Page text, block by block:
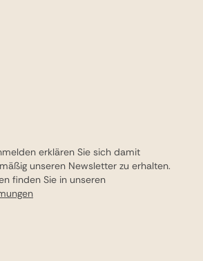
erklären Sie sich damit
unseren Newsletter zu erhalten.
finden Sie in unseren